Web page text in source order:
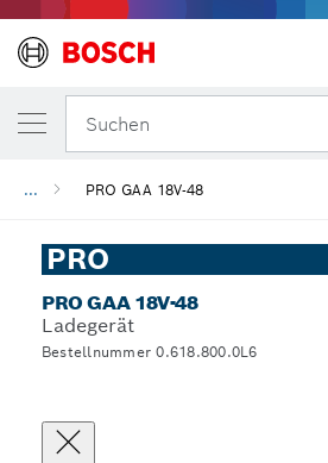
Suchen
... PRO GAA 18V-48
PRO
PRO GAA 18V-48
Ladegerät
Bestellnummer 0.618.800.0L6